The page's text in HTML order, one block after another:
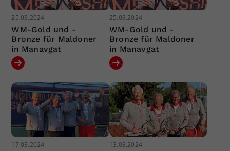
25.03.2024
WM-Gold und -
Bronze für Maldoner
in Manavgat
25.03.2024
WM-Gold und -
Bronze für Maldoner
in Manavgat
17.03.2024 13.03.2024